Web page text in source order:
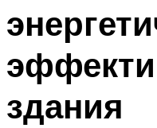
здания